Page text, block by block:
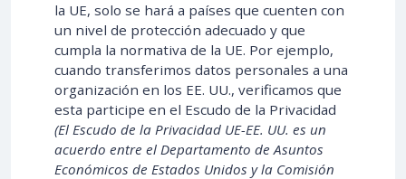
la UE, solo se hará a países que cuenten con
un nivel de protección adecuado y que
cumpla la normativa de la UE. Por ejemplo,
cuando transferimos datos personales a una
organización en los EE. UU., verificamos que
esta participe en el Escudo de la Privacidad
(El Escudo de la Privacidad UE-EE. UU. es un
acuerdo entre el Departamento de Asuntos
Económicos de Estados Unidos y la Comisión